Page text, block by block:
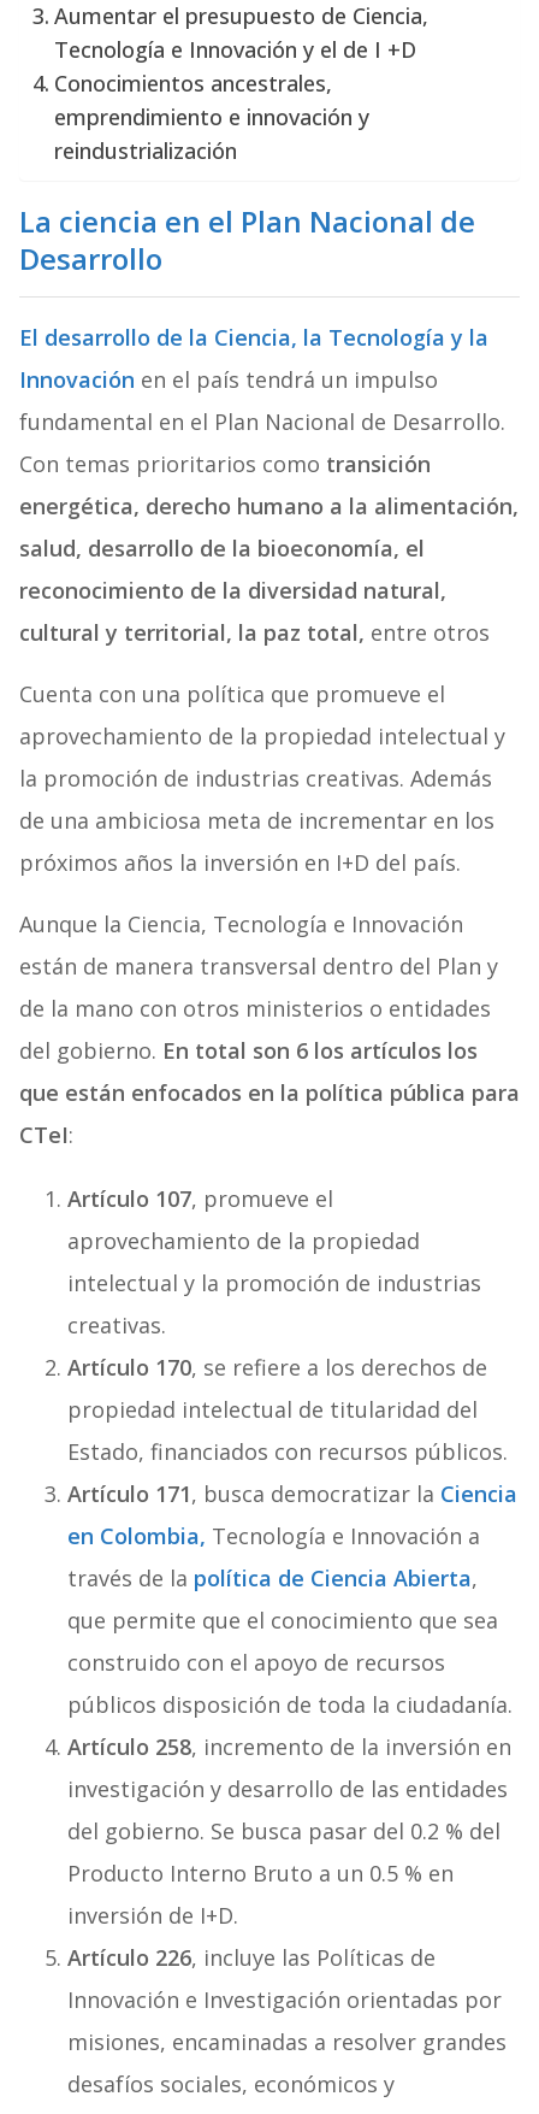
Aumentar el presupuesto de Ciencia,
Tecnología e Innovación y el de I +D
Conocimientos ancestrales,
emprendimiento e innovación y
reindustrialización
La ciencia en el Plan Nacional de
Desarrollo
El desarrollo de la Ciencia, la Tecnología y la
Innovación en el país tendrá un impulso
fundamental en el Plan Nacional de Desarrollo.
Con temas prioritarios como transición
energética, derecho humano a la alimentación,
salud, desarrollo de la bioeconomía, el
reconocimiento de la diversidad natural,
cultural y territorial, la paz total, entre otros
Cuenta con una política que promueve el
aprovechamiento de la propiedad intelectual y
la promoción de industrias creativas. Además
de una ambiciosa meta de incrementar en los
próximos años la inversión en I+D del país.
Aunque la Ciencia, Tecnología e Innovación
están de manera transversal dentro del Plan y
de la mano con otros ministerios o entidades
del gobierno. En total son 6 los artículos los
que están enfocados en la política pública para
CTeI:
Artículo 107, promueve el
aprovechamiento de la propiedad
intelectual y la promoción de industrias
creativas.
Artículo 170, se refiere a los derechos de
propiedad intelectual de titularidad del
Estado, financiados con recursos públicos.
Artículo 171, busca democratizar la Ciencia
en Colombia, Tecnología e Innovación a
través de la política de Ciencia Abierta,
que permite que el conocimiento que sea
construido con el apoyo de recursos
públicos disposición de toda la ciudadanía.
Artículo 258, incremento de la inversión en
investigación y desarrollo de las entidades
del gobierno. Se busca pasar del 0.2 % del
Producto Interno Bruto a un 0.5 % en
inversión de I+D.
Artículo 226, incluye las Políticas de
Innovación e Investigación orientadas por
misiones, encaminadas a resolver grandes
desafíos sociales, económicos y